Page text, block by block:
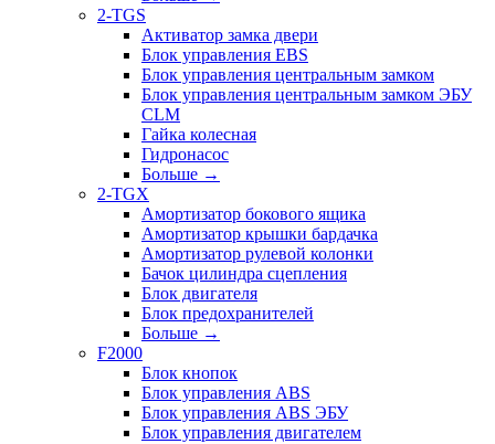
2-TGS
Активатор замка двери
Блок управления EBS
Блок управления центральным замком
Блок управления центральным замком ЭБУ
CLM
Гайка колесная
Гидронасос
Больше →
2-TGX
Амортизатор бокового ящика
Амортизатор крышки бардачка
Амортизатор рулевой колонки
Бачок цилиндра сцепления
Блок двигателя
Блок предохранителей
Больше →
F2000
Блок кнопок
Блок управления ABS
Блок управления ABS ЭБУ
Блок управления двигателем